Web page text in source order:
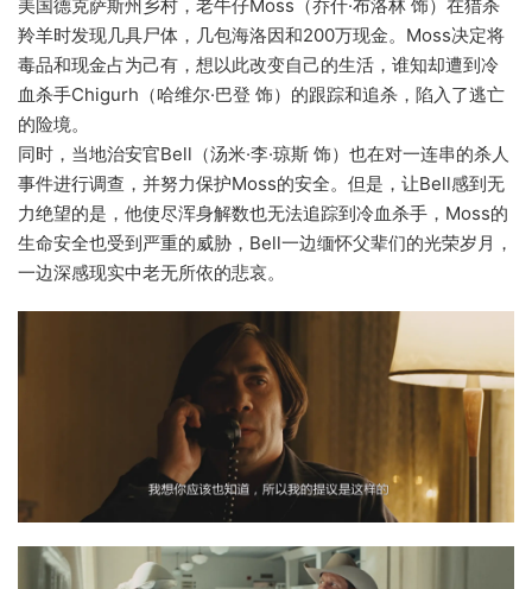
美国德克萨斯州乡村，老牛仔Moss（乔什·布洛林 饰）在猎杀
羚羊时发现几具尸体，几包海洛因和200万现金。Moss决定将
毒品和现金占为己有，想以此改变自己的生活，谁知却遭到冷
血杀手Chigurh（哈维尔·巴登 饰）的跟踪和追杀，陷入了逃亡
的险境。
同时，当地治安官Bell（汤米·李·琼斯 饰）也在对一连串的杀人
事件进行调查，并努力保护Moss的安全。但是，让Bell感到无
力绝望的是，他使尽浑身解数也无法追踪到冷血杀手，Moss的
生命安全也受到严重的威胁，Bell一边缅怀父辈们的光荣岁月，
一边深感现实中老无所依的悲哀。